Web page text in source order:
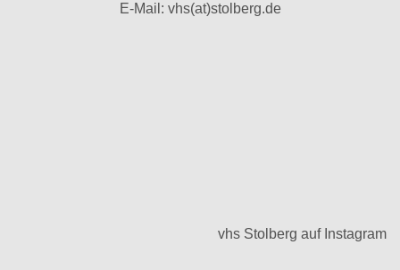
E-Mail: vhs(at)stolberg.de
vhs Stolberg auf Instagram